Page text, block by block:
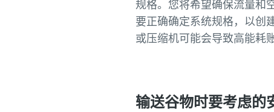
规格。您将希望确保流量和
要正确确定系统规格，以创
或压缩机可能会导致高能耗
输送谷物时要考虑的